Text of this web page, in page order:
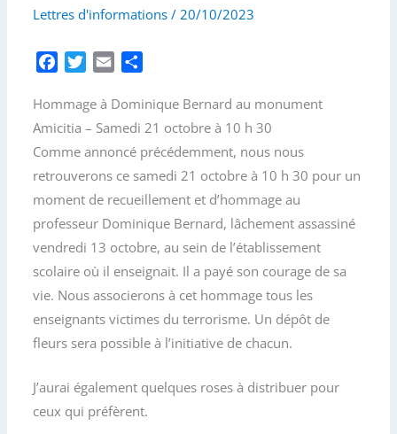
Lettres d'informations /20/10/2023
c
e
b
k
i
t
t
a
i
l
r
t
a
e
r
Hommage à Dominique Bernard au monument
Amicitia – Samedi 21 octobre à 10 h 30
Comme annoncé précédemment, nous nous
retrouverons ce samedi 21 octobre à 10 h 30 pour un
moment de recueillement et d’hommage au
professeur Dominique Bernard, lâchement assassiné
vendredi 13 octobre, au sein de l’établissement
scolaire où il enseignait. Il a payé son courage de sa
vie. Nous associerons à cet hommage tous les
enseignants victimes du terrorisme. Un dépôt de
fleurs sera possible à l’initiative de chacun.
J’aurai également quelques roses à distribuer pour
ceux qui préfèrent.